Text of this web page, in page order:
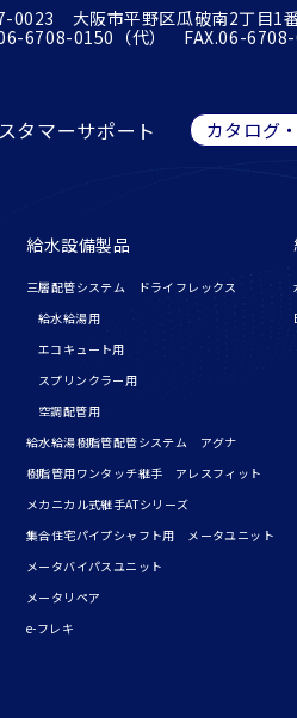
0023 大阪市平野区瓜破南2丁目1
6708-0150 （代） FAX.06-
タマーサポート カタログ
給水設備製品
三層配管システム ドライフレックス
給水給湯用
エコキュート用
スプリンクラー用
空調配管用
給水給湯樹脂管配管システム アグナ
樹脂管用ワンタッチ継手 アレスフィット
メカニカル式継手ATシリーズ
集合住宅パイプシャフト用 メータユニット
メータバイパスユニット
メータリペア
e-フレキ